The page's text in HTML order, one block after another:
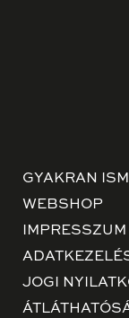
GYAKRAN
WEBSHOP
IMPRESSZUM
JOGI